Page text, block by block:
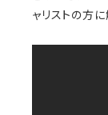
ャリストの方に